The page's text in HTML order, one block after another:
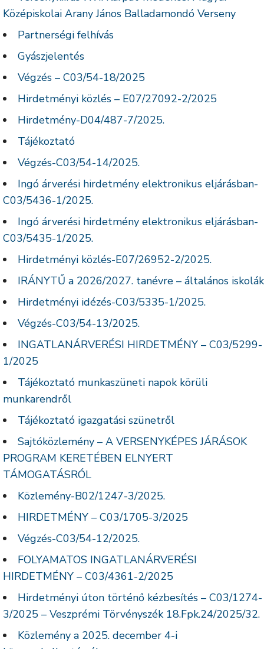
Középiskolai Arany János Balladamondó Verseny
Partnerségi felhívás
Gyászjelentés
Végzés – C03/54-18/2025
Hirdetményi közlés – E07/27092-2/2025
Hirdetmény-D04/487-7/2025.
Tájékoztató
Végzés-C03/54-14/2025.
Ingó árverési hirdetmény elektronikus eljárásban-
C03/5436-1/2025.
Ingó árverési hirdetmény elektronikus eljárásban-
C03/5435-1/2025.
Hirdetményi közlés-E07/26952-2/2025.
IRÁNYTŰ a 2026/2027. tanévre – általános iskolák
Hirdetményi idézés-C03/5335-1/2025.
Végzés-C03/54-13/2025.
INGATLANÁRVERÉSI HIRDETMÉNY – C03/5299-
1/2025
Tájékoztató munkaszüneti napok körüli
munkarendről
Tájékoztató igazgatási szünetről
Sajtóközlemény – A VERSENYKÉPES JÁRÁSOK
PROGRAM KERETÉBEN ELNYERT
TÁMOGATÁSRÓL
Közlemény-B02/1247-3/2025.
HIRDETMÉNY – C03/1705-3/2025
Végzés-C03/54-12/2025.
FOLYAMATOS INGATLANÁRVERÉSI
HIRDETMÉNY – C03/4361-2/2025
Hirdetményi úton történő kézbesítés – C03/1274-
3/2025 – Veszprémi Törvényszék 18.Fpk.24/2025/32.
Közlemény a 2025. december 4-i